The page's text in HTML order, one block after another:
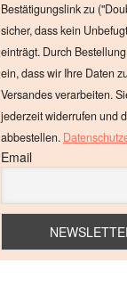
Bestätigungslink zu
sicher, dass kein
einträgt. Durch
ein, dass wir Ihre Daten
Versandes verarbeiten.
jederzeit widerrufen und
abbestellen.
Email